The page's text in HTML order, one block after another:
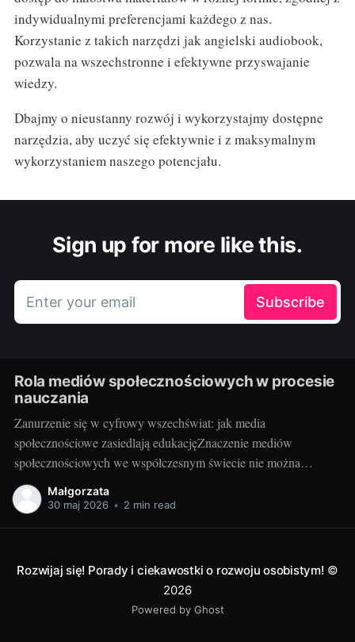
indywidualnymi preferencjami każdego z nas.
Korzystanie z takich narzędzi jak angielski audiobook,
pozwala na wszechstronne i efektywne przyswajanie
wiedzy.
Dbajmy o nieustanny rozwój i wykorzystajmy dostępne
narzędzia, aby uczyć się efektywnie i z maksymalnym
wykorzystaniem naszego potencjału.
Sign up for more like this.
Enter your email Subscribe
Rola mediów społecznościowych w procesie
nauczania
Zanurzenie się w cyfrowy wszechświat: jak media
społecznościowe zasiedlają edukacjęZnaczenie mediów
społecznościowych we współczesnym świecie nie można
przecenić. Facebook, Instagram, Twitter, YouTube, LinkedIn i
wiele innych platform stało się nieodłączną częścią codzienności
odgrywają też istotną rolę
Małgorzata
30 maj 2026 • 2 min read
Rozwijaj się! Porady i ciekawostki o rozwoju osobistym! ©
2026
Powered by Ghost